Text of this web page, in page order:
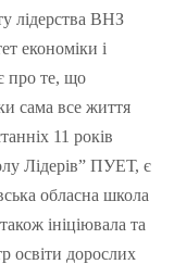
лідерства ВНЗ
економіки і
про те, що
сама все життя
11 років
Лідерів” ПУЕТ, є
обласна школа
ініціювала та
освіти дорослих